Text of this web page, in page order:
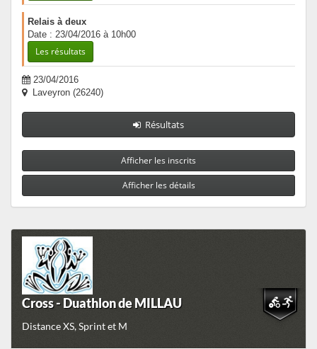
Relais à deux
Date : 23/04/2016 à 10h00
Les résultats
23/04/2016
Laveyron (26240)
Résultats
Afficher les inscrits
Afficher les détails
Cross - Duathlon de MILLAU
Distance XS, Sprint et M